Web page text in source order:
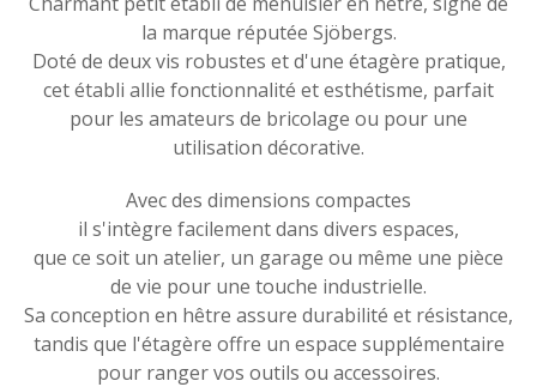
la marque réputée Sjöbergs.
Doté de deux vis robustes et d'une étagère pratique,
cet établi allie fonctionnalité et esthétisme, parfait
pour les amateurs de bricolage ou pour une
utilisation décorative.
Avec des dimensions compactes
il s'intègre facilement dans divers espaces,
que ce soit un atelier, un garage ou même une pièce
de vie pour une touche industrielle.
Sa conception en hêtre assure durabilité et résistance,
tandis que l'étagère offre un espace supplémentaire
pour ranger vos outils ou accessoires.